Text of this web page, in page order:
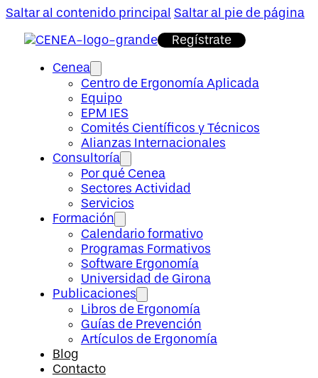
Saltar al contenido principal Saltar al pie de página
Regístrate
Cenea
Centro de Ergonomía Aplicada
Equipo
EPM IES
Comités Científicos y Técnicos
Alianzas Internacionales
Consultoría
Por qué Cenea
Sectores Actividad
Servicios
Formación
Calendario formativo
Programas Formativos
Software Ergonomía
Universidad de Girona
Publicaciones
Libros de Ergonomía
Guías de Prevención
Artículos de Ergonomía
Blog
Contacto